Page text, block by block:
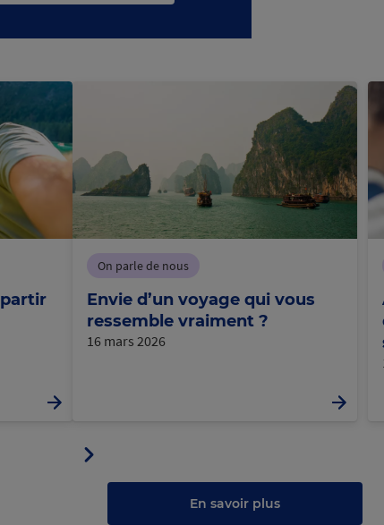
partir
On parle de nous
Envie d’un voyage qui vous
ressemble vraiment ?
16 mars 2026
Panneau
suivant
En savoir plus